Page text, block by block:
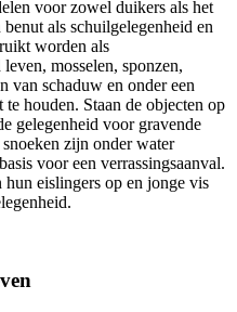
voor zowel duikers als het
als schuilgelegenheid en
worden als
mosselen, sponzen,
van schaduw en onder een
houden. Staan de objecten op
gelegenheid voor gravende
zijn onder water
voor een verrassingsaanval.
eislingers op en jonge vis